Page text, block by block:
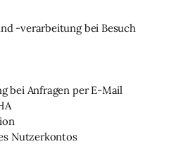
-verarbeitung bei Besuch
bei Anfragen per E-Mail
Nutzerkontos